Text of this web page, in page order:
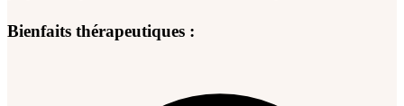
Bienfaits thérapeutiques :